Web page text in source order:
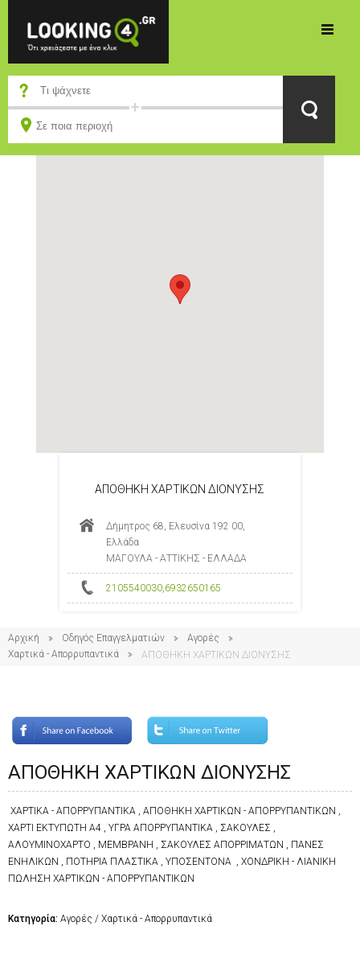
ΑΠΟΘΗΚΗ ΧΑΡΤΙΚΩΝ ΔΙΟΝΥΣΗΣ
Δήμητρος 68, Ελευσίνα 192 00,
Ελλάδα
ΜΑΓΟΥΛΑ - ΑΤΤΙΚΗΣ - ΕΛΛΑΔΑ
2105540030,6932650165
Αρχική Οδηγός Επαγγελματιών
Αγορές
Χαρτικά - Απορρυπαντικά
ΑΠΟΘΗΚΗ ΧΑΡΤΙΚΩΝ ΔΙΟΝΥΣΗΣ
ΑΠΟΘΗΚΗ ΧΑΡΤΙΚΩΝ ΔΙΟΝΥΣΗΣ
ΧΑΡΤΙΚΑ - ΑΠΟΡΡΥΠΑΝΤΙΚΑ , ΑΠΟΘΗΚΗ ΧΑΡΤΙΚΩΝ - ΑΠΟΡΡΥΠΑΝΤΙΚΩΝ ,
ΧΑΡΤΙ ΕΚΤΥΠΩΤΗ Α4 , ΥΓΡΑ ΑΠΟΡΡΥΠΑΝΤΙΚΑ , ΣΑΚΟΥΛΕΣ ,
ΑΛΟΥΜΙΝΟΧΑΡΤΟ , ΜΕΜΒΡΑΝΗ , ΣΑΚΟΥΛΕΣ ΑΠΟΡΡΙΜΑΤΩΝ , ΠΑΝΕΣ
ΕΝΗΛΙΚΩΝ , ΠΟΤΗΡΙΑ ΠΛΑΣΤΙΚΑ , ΥΠΟΣΕΝΤΟΝΑ , ΧΟΝΔΡΙΚΗ - ΛΙΑΝΙΚΗ
ΠΩΛΗΣΗ ΧΑΡΤΙΚΩΝ - ΑΠΟΡΡΥΠΑΝΤΙΚΩΝ
Κατηγορία: Αγορές / Χαρτικά - Απορρυπαντικά